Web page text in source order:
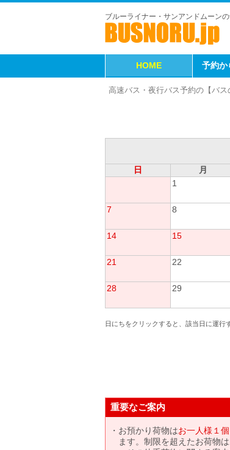
ブルーライナー・サンアンドムーン
HOME 予約か
高速バス・夜行バス予約の【バス
日
月
1
7 8
14 15
21 22
28 29
日にちをクリックすると、該当日に運行
重要なご案内
お預かり荷物はお一人様１個
ます。制限を超えたお荷物